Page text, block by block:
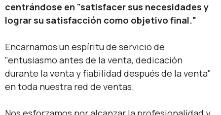
centrándose en "satisfacer sus necesidades y
lograr su satisfacción como objetivo final."
Encarnamos un espíritu de servicio de
"entusiasmo antes de la venta, dedicación
durante la venta y fiabilidad después de la venta"
en toda nuestra red de ventas.